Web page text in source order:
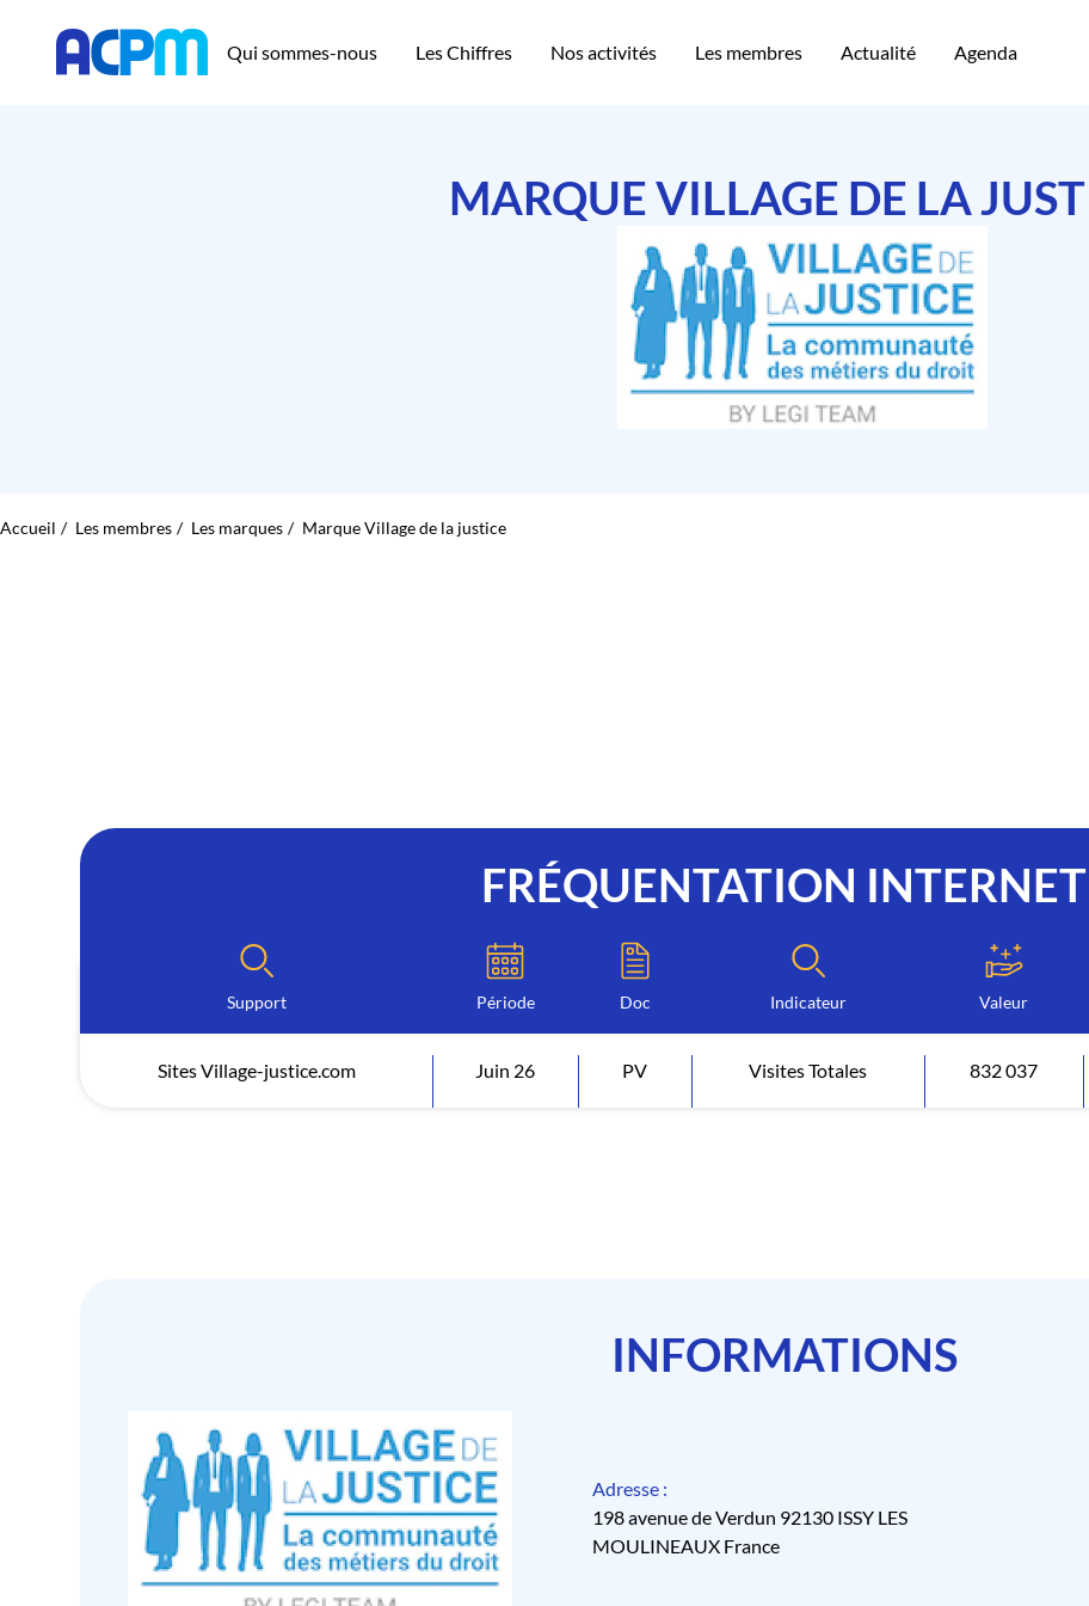
Qui sommes-nous Les Chiffres Nos activités Les membres Actualité Agenda
MARQUE VILLAGE DE LA
Accueil Les membres Les marques Marque Village de la justice
FRÉQUENTATION INTERNET
Support Période Doc Indicateur Valeur
Sites Village-justice.com Juin 26 PV Visites Totales 832 037
INFORMATIONS
Adresse :
198 avenue de Verdun 92130 ISSY LES
MOULINEAUX France